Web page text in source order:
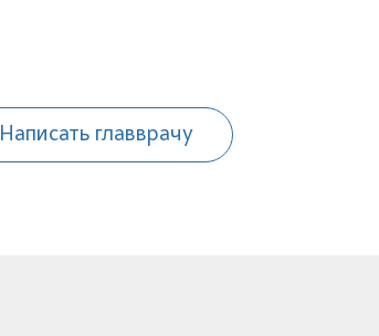
Написать главврачу